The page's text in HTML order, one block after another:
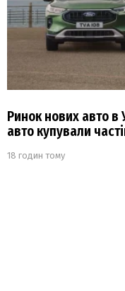
Ринок нових авто в
авто купували
18 годин тому